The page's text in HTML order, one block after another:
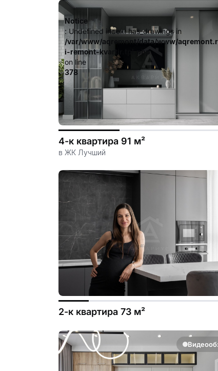
Notice
: Undefined index: has_drawings in
/var/www/aqremont/data/www/
i-remont-kvartir.tpl.php
on line
378
4-к квартира 91 м²
в ЖК Лучший
2-к квартира 73 м²